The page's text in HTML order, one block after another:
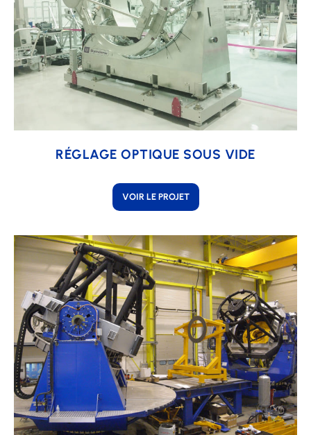
RÉGLAGE OPTIQUE SOUS VIDE
VOIR LE PROJET
Learn
more